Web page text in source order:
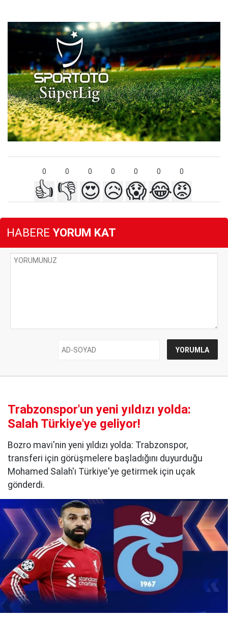
0 0 0 0 0 0 0
👍 👎 😍😥😱😂😡
HABERE YORUM KAT
Trabzonspor'un yeni yıldızı yolda:
Salah Türkiye'ye geliyor!
Bozro mavi'nin yeni yıldızı yolda: Trabzonspor,
transferi için görüşmelere başladığını duyurduğu
Mohamed Salah'ı Türkiye'ye getirmek için uçak
gönderdi.